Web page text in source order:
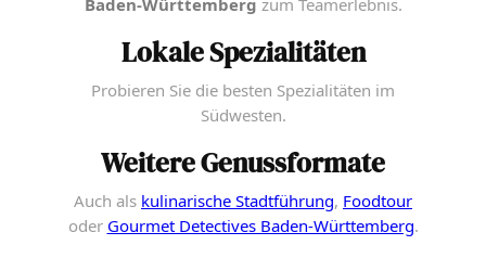
Baden-Württemberg zum Teamerlebnis.
Lokale Spezialitäten
Probieren Sie die besten Spezialitäten im
Südwesten.
Weitere Genussformate
Auch als kulinarische Stadtführung, Foodtour
oder Gourmet Detectives Baden-Württemberg.